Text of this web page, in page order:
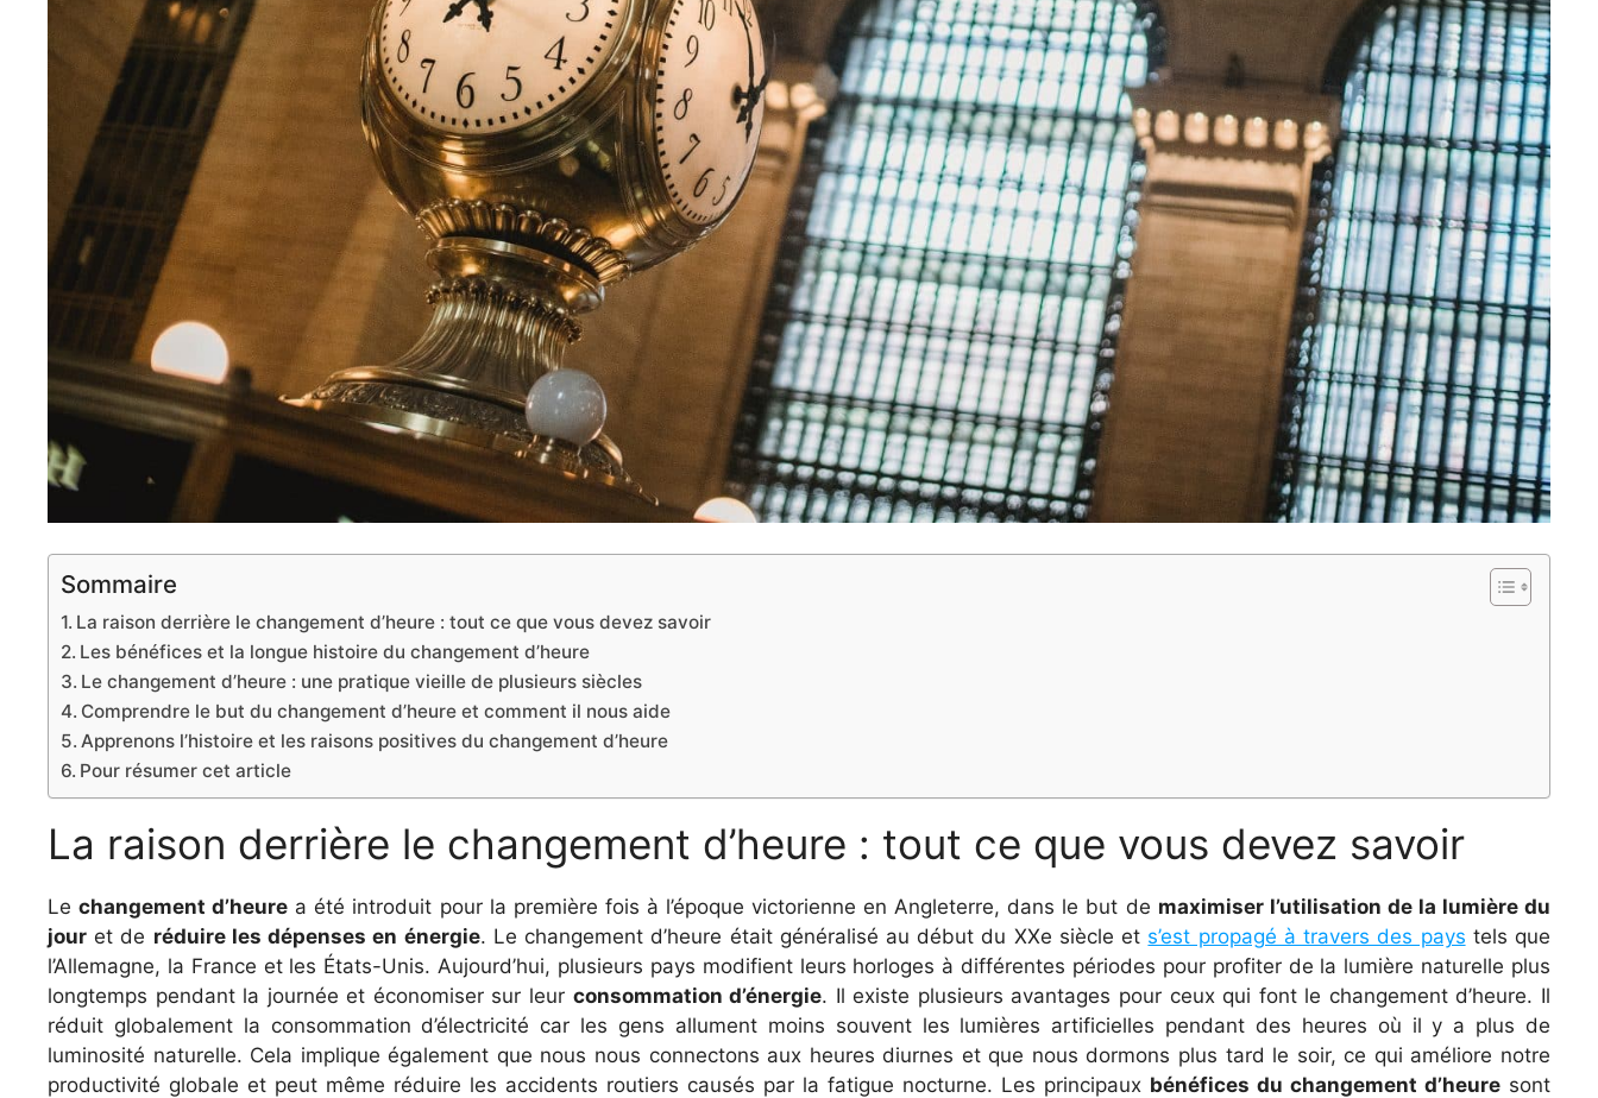
Sommaire
La raison derrière le changement d’heure : tout ce que vous devez savoir
Les bénéfices et la longue histoire du changement d’heure
Le changement d’heure : une pratique vieille de plusieurs siècles
Comprendre le but du changement d’heure et comment il nous aide
Apprenons l’histoire et les raisons positives du changement d’heure
Pour résumer cet article
La raison derrière le changement d’heure : tout ce que vous devez savoir
Lechangement d’heure a été introduit pour la première fois à l’époque victorienne en Angleterre, dans le but de maximiser l’utilisation de la lumière du
jour et de réduire les dépenses en énergie. Le changement d’heure était généralisé au début du XXe siècle et s’est propagé à travers des pays tels que
l’Allemagne, la France et les États-Unis. Aujourd’hui, plusieurs pays modifient leurs horloges à différentes périodes pour profiter de la lumière naturelle plus
longtemps pendant la journée et économiser sur leur consommation d’énergie. Il existe plusieurs avantages pour ceux qui font le changement d’heure. Il
réduit globalement la consommation d’électricité car les gens allument moins souvent les lumières artificielles pendant des heures où il y a plus de
luminosité naturelle. Cela implique également que nous nous connectons aux heures diurnes et que nous dormons plus tard le soir, ce qui améliore notre
productivité globale et peut même réduire les accidents routiers causés par la fatigue nocturne. Les principaux bénéfices du changement d’heure sont